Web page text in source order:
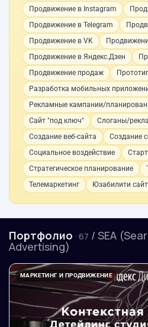
Продвижение в Instagram
Продвижение в Telegram
Продвижение в VK
Продвижение в Яндекс.Дзен
Продвижение продаж
Разработка мобильных
Рекламные кампании/
Сайт "под ключ"
Слоганы/
Создание веб-сайта
Создание
Социальное воздействие
Стратегическое планирование
Телемаркетинг
Юзабилити
Портфолио · 67 / SEA
Advertising)
МАРКЕТИНГ И ПРОДВИЖЕНИЕ